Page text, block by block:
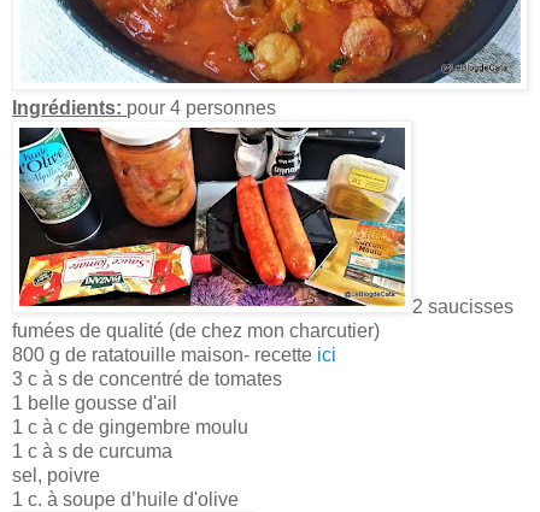
Ingrédients: pour 4 personnes
2 saucisses
fumées de qualité (de chez mon charcutier)
800 g de ratatouille maison- recette ici
3 c à s de concentré de tomates
1 belle gousse d'ail
1 c à c de gingembre moulu
1 c à s de curcuma
sel, poivre
1 c. à soupe d’huile d'olive